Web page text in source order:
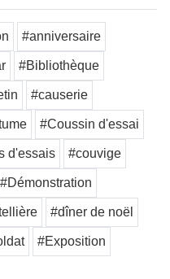
#anniversaire
#Bibliothèque
#causerie
#Coussin d'essai
d'essais #couvige
#Démonstration
#dîner de noël
#Exposition